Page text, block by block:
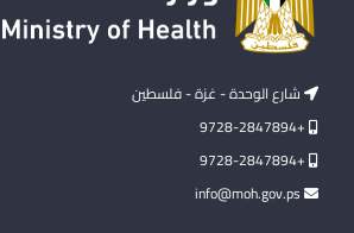
شارع الوحدة - غزة - فلسطين
+9728-2847894
+9728-2847894